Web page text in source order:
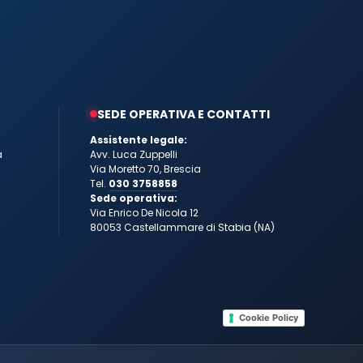
SEDE OPERATIVA E CONTATTI
Assistente legale:
Avv. Luca Zuppelli
Via Moretto 70, Brescia
Tel. 030 3758858
Sede operativa:
Via Enrico De Nicola 12
80053 Castellammare di Stabia (NA)
Cookie Policy